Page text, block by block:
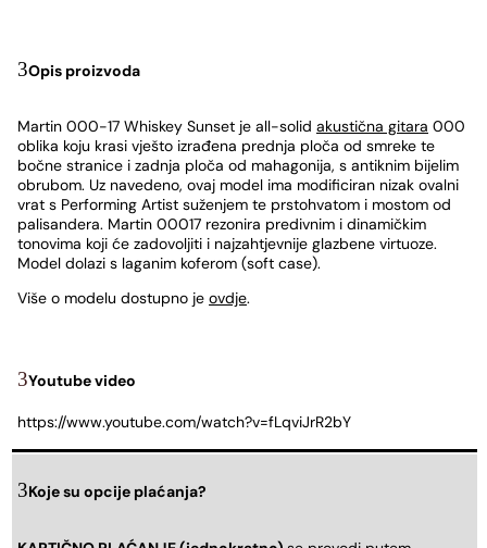
Opis proizvoda
Martin 000-17 Whiskey Sunset je all-solid akustična gitara 000
oblika koju krasi vješto izrađena prednja ploča od smreke te
bočne stranice i zadnja ploča od mahagonija, s antiknim bijelim
obrubom. Uz navedeno, ovaj model ima modificiran nizak ovalni
vrat s Performing Artist suženjem te prstohvatom i mostom od
palisandera. Martin 00017 rezonira predivnim i dinamičkim
tonovima koji će zadovoljiti i najzahtjevnije glazbene virtuoze.
Model dolazi s laganim koferom (soft case).
Više o modelu dostupno je ovdje.
Youtube video
https://www.youtube.com/watch?v=fLqviJrR2bY
Koje su opcije plaćanja?